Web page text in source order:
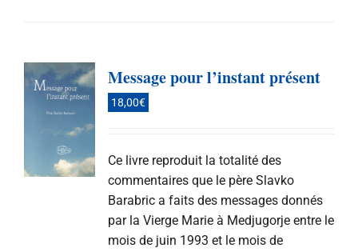
Message pour l’instant présent
18,00€
Ce livre reproduit la totalité des
commentaires que le père Slavko
Barabric a faits des messages donnés
par la Vierge Marie à Medjugorje entre le
mois de juin 1993 et le mois de